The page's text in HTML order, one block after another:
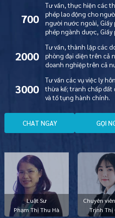
Luật Sư
Phạm Thị Thu Hà
Chuyên
Trịnh Thị
700
Tư vấn, thực hiện các
phép lao động cho
người nước ngoài, Giấy
phép ngành dược, Giấy
2000
Tư vấn, thành lập các
phòng đại diện trên cả
doanh nghiệp trên cả
3000
Tư vấn các vụ việc ly
thừa kế; tranh chấp đất
và tố tụng hành chính.
CHAT NGAY GỌI N